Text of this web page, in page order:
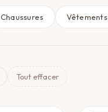
Chaussures Vêtements
Tout effacer